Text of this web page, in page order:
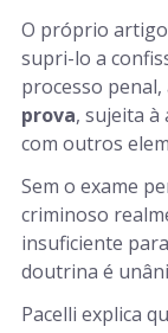
O próprio artigo
supri-lo a
processo penal,
prova, sujeita à
com outros
Sem o exame
criminoso
insuficiente
doutrina é
Pacelli explica